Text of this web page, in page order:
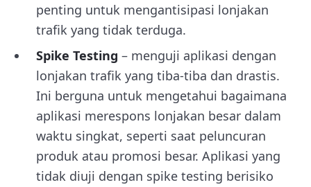
penting untuk mengantisipasi lonjakan
trafik yang tidak terduga.
Spike Testing – menguji aplikasi dengan
lonjakan trafik yang tiba-tiba dan drastis.
Ini berguna untuk mengetahui bagaimana
aplikasi merespons lonjakan besar dalam
waktu singkat, seperti saat peluncuran
produk atau promosi besar. Aplikasi yang
tidak diuji dengan spike testing berisiko